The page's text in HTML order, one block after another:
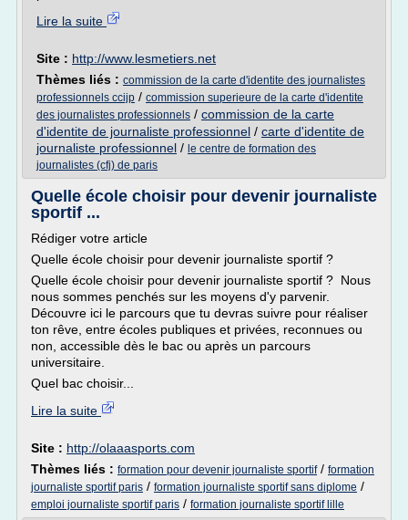
Lire la suite
Site : http://www.lesmetiers.net
Thèmes liés : commission de la carte d'identite des journalistes
professionnels ccijp / commission superieure de la carte d'identite
des journalistes professionnels / commission de la carte
d'identite de journaliste professionnel / carte d'identite de
journaliste professionnel / le centre de formation des
journalistes (cfj) de paris
Quelle école choisir pour devenir journaliste
sportif ...
Rédiger votre article
Quelle école choisir pour devenir journaliste sportif ?
Quelle école choisir pour devenir journaliste sportif ? Nous
nous sommes penchés sur les moyens d'y parvenir.
Découvre ici le parcours que tu devras suivre pour réaliser
ton rêve, entre écoles publiques et privées, reconnues ou
non, accessible dès le bac ou après un parcours
universitaire.
Quel bac choisir...
Lire la suite
Site : http://olaaasports.com
Thèmes liés : formation pour devenir journaliste sportif/ formation
journaliste sportif paris / formation journaliste sportif sans diplome /
emploi journaliste sportif paris / formation journaliste sportif lille